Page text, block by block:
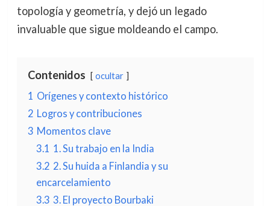
topología y geometría, y dejó un legado
invaluable que sigue moldeando el campo.
Contenidos ocultar
1 Orígenes y contexto histórico
2 Logros y contribuciones
3 Momentos clave
3.1 1. Su trabajo en la India
3.2 2. Su huida a Finlandia y su
encarcelamiento
3.3 3. El proyecto Bourbaki